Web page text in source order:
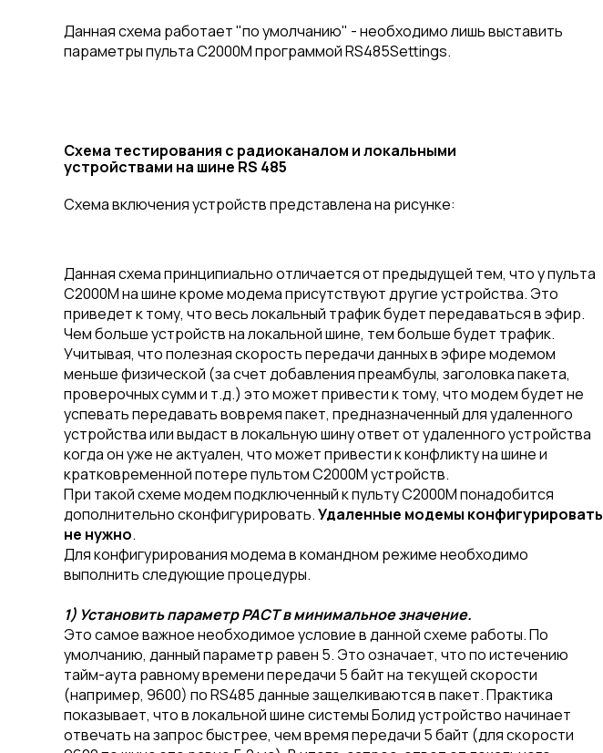
Данная схема принципиально отличается от предыдущей тем, что у пульта
С2000М на шине кроме модема присутствуют другие устройства. Это
приведет к тому, что весь локальный трафик будет передаваться в эфир.
Чем больше устройств на локальной шине, тем больше будет трафик.
Учитывая, что полезная скорость передачи данных в эфире модемом
меньше физической (за счет добавления преамбулы, заголовка пакета,
проверочных сумм и т.д.) это может привести к тому, что модем будет не
успевать передавать вовремя пакет, предназначенный для удаленного
устройства или выдаст в локальную шину ответ от удаленного устройства
когда он уже не актуален, что может привести к конфликту на шине и
кратковременной потере пультом С2000М устройств.
При такой схеме модем подключенный к пульту С2000М понадобится
дополнительно сконфигурировать.Удаленные модемы конфигурировать
не нужно.
Для конфигурирования модема в командном режиме необходимо
выполнить следующие процедуры.
1) Установить параметр PACT в минимальное значение.
Это самое важное необходимое условие в данной схеме работы. По
умолчанию, данный параметр равен 5. Это означает, что по истечению
тайм-аута равному времени передачи 5 байт на текущей скорости
(например, 9600) по RS485 данные защелкиваются в пакет. Практика
показывает, что в локальной шине системы Болид устройство начинает
отвечать на запрос быстрее, чем время передачи 5 байт (для скорости
Схема включения устройств представлена на рисунке:
Схема тестирования с радиоканалом и локальными
устройствами на шине RS 485
Данная схема работает "по умолчанию" - необходимо лишь выставить
параметры пульта C2000М программой RS485Settings.